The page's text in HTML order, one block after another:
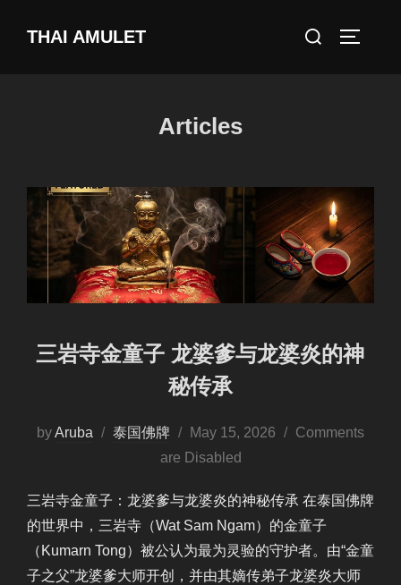
THAI AMULET
Search
Articles
三岩寺金童子 龙婆爹与龙婆炎的神
秘传承
byAruba 泰国佛牌
Posted
on
May 15, 2026
Comments
are Disabled
三岩寺金童子：龙婆爹与龙婆炎的神秘传承 在泰国佛牌
的世界中，三岩寺（Wat Sam Ngam）的金童子
（Kumarn Tong）被公认为最为灵验的守护者。由“金童
子之父”龙婆爹大师开创，并由其嫡传弟子龙婆炎大师